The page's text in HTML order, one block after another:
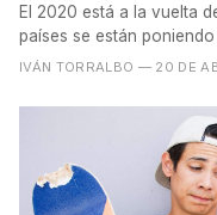
El 2020 está a la vuelta
países se están
IVÁN TORRALBO — 20 DE